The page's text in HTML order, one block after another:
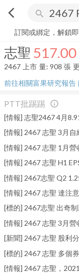
arrow_back_ios search
志聖 517.00 +2.78%
訂閱或綁定，解鎖
志聖 517.00
2467 上市 量: 908 張
前往相關富果研究報告
PTT批踢踢 info_outline
[情報] 志聖2467 4月
[情報] 2467 志聖 3月
[情報] 2467 志聖 1月營
[情報] 2467 志聖 H1
[情報] 2467志聖 Q2
[情報] 2467 志聖 達注
[標的] 2467志聖 出奇
[情報] 2467 志聖 3月營
[新聞] 2467 志聖 股利
[標的] 2467 志聖 多個
[情報] 2467 志聖，